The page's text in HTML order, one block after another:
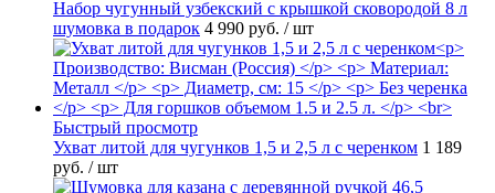
Набор чугунный узбекский с крышкой сковородой 8 л
шумовка в подарок 4 990 руб. / шт
Быстрый просмотр
Ухват литой для чугунков 1,5 и 2,5 л с черенком 1 189
руб. / шт